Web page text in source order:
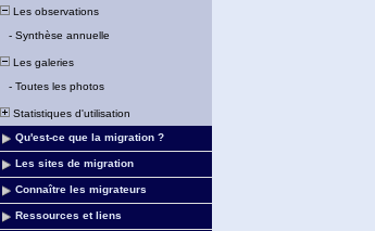
Les observations
- Synthèse annuelle
Les galeries
- Toutes les photos
Statistiques d'utilisation
Qu'est-ce que la migration ?
Les sites de migration
Connaître les migrateurs
Ressources et liens